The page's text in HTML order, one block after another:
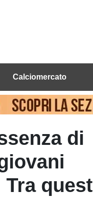
Calciomercato
di